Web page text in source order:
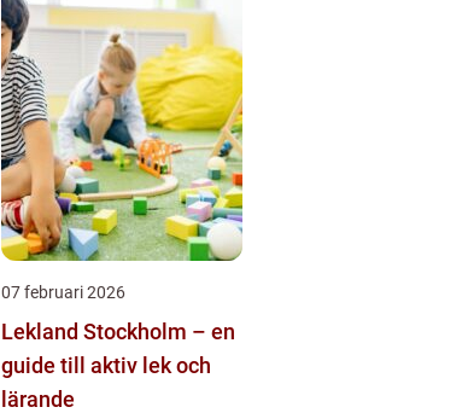
07 februari 2026
Lekland Stockholm – en
guide till aktiv lek och
lärande